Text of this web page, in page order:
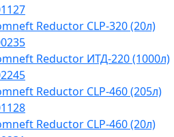
Reductor CLP-320 (20л)
Reductor ИТД-220 (1000л)
Reductor CLP-460 (205л)
Reductor CLP-460 (20л)